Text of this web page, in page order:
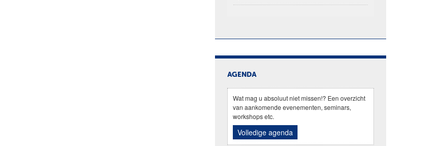
AGENDA
Wat mag u absoluut niet missen!? Een overzicht
van aankomende evenementen, seminars,
workshops etc.
Volledige agenda